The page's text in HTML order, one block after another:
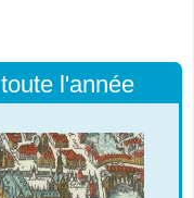
l'année